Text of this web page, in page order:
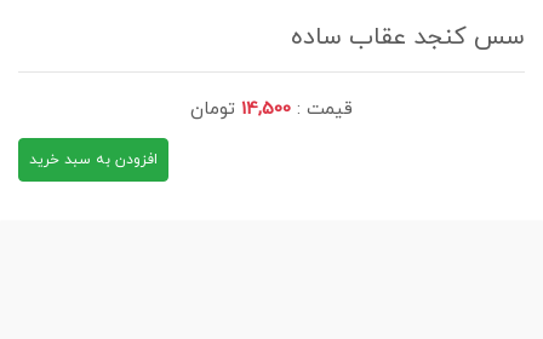
سس کنجد عقاب ساده
قیمت : 14,500 تومان
افزودن به سبد خرید